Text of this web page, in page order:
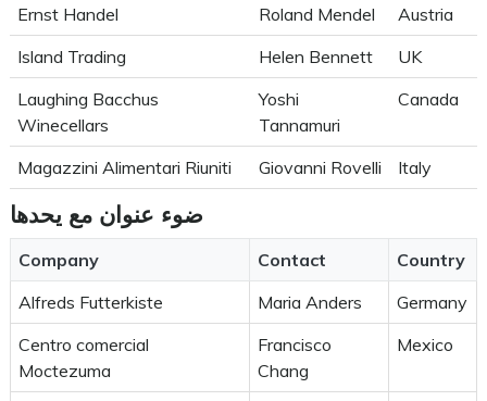
Ernst Handel Roland Mendel
Austria
Island Trading
Helen Bennett
UK
Laughing Bacchus
Winecellars
Yoshi
Tannamuri
Canada
Magazzini Alimentari Riuniti Giovanni Rovelli Italy
ضوء عنوان مع يحدها
Company Contact
Country
Alfreds Futterkiste
Maria Anders
Germany
Centro comercial
Moctezuma
Francisco
Chang
Mexico